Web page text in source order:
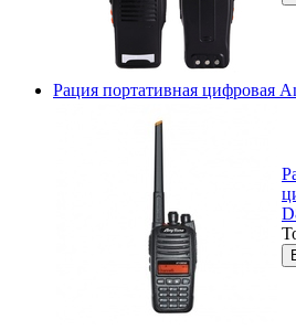
Рация портативная цифровая